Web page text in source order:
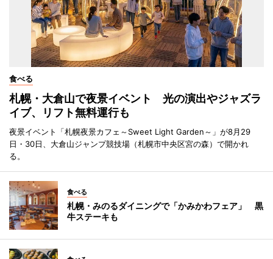
食べる
札幌・大倉山で夜景イベント 光の演出やジャズラ
イブ、リフト無料運行も
夜景イベント「札幌夜景カフェ～Sweet Light Garden～」が8月29
日・30日、大倉山ジャンプ競技場（札幌市中央区宮の森）で開かれ
る。
食べる
札幌・みのるダイニングで「かみかわフェア」 黒
牛ステーキも